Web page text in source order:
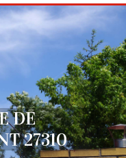
DE
27310